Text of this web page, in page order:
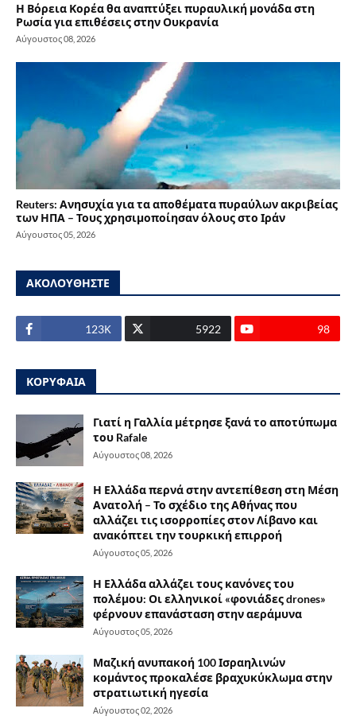
Η Βόρεια Κορέα θα αναπτύξει πυραυλική μονάδα στη
Ρωσία για επιθέσεις στην Ουκρανία
Αύγουστος 08, 2026
Reuters: Ανησυχία για τα αποθέματα πυραύλων ακριβείας
των ΗΠΑ – Τους χρησιμοποίησαν όλους στο Ιράν
Αύγουστος 05, 2026
ΑΚΟΛΟΥΘΗΣΤΕ
123Κ 5922 98
ΚΟΡΥΦΑΙΑ
Γιατί η Γαλλία μέτρησε ξανά το αποτύπωμα
του Rafale
Αύγουστος 08, 2026
Η Ελλάδα περνά στην αντεπίθεση στη Μέση
Ανατολή – Το σχέδιο της Αθήνας που
αλλάζει τις ισορροπίες στον Λίβανο και
ανακόπτει την τουρκική επιρροή
Αύγουστος 05, 2026
Η Ελλάδα αλλάζει τους κανόνες του
πολέμου: Οι ελληνικοί «φονιάδες drones»
φέρνουν επανάσταση στην αεράμυνα
Αύγουστος 05, 2026
Μαζική ανυπακοή 100 Ισραηλινών
κομάντος προκαλέσε βραχυκύκλωμα στην
στρατιωτική ηγεσία
Αύγουστος 02, 2026